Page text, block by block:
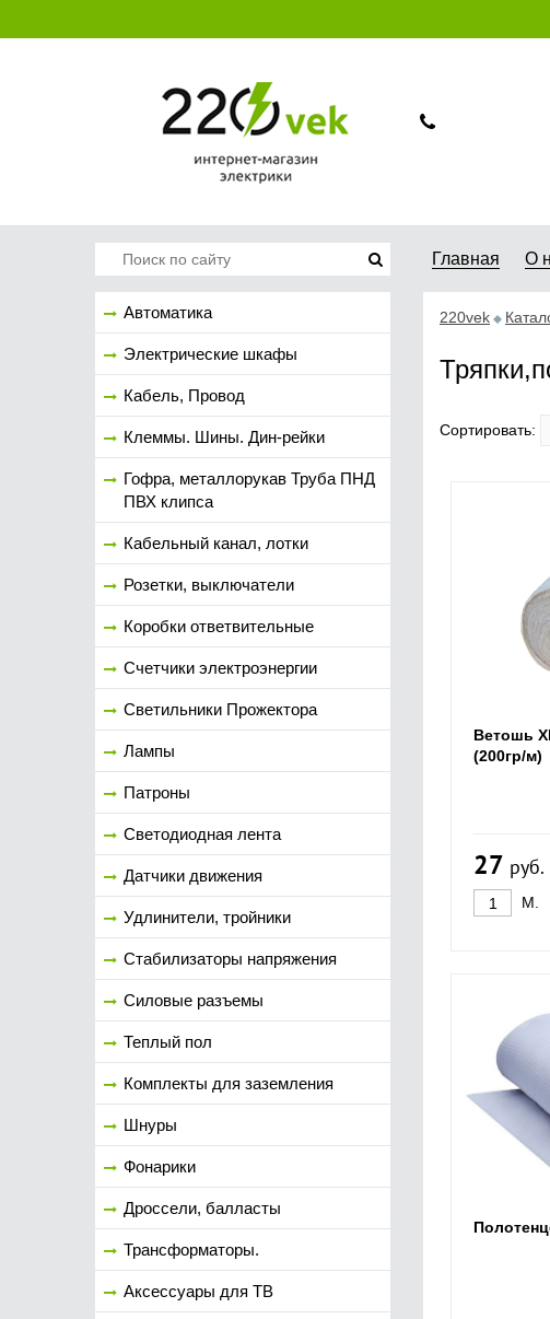
Автоматика
Электрические шкафы
Кабель, Провод
Клеммы. Шины. Дин-рейки
Гофра, металлорукав Труба ПНД
ПВХ клипса
Кабельный канал, лотки
Розетки, выключатели
Коробки ответвительные
Счетчики электроэнергии
Светильники Прожектора
Лампы
Патроны
Светодиодная лента
Датчики движения
Удлинители, тройники
Стабилизаторы напряжения
Силовые разъемы
Теплый пол
Комплекты для заземления
Шнуры
Фонарики
Дроссели, балласты
Трансформаторы.
Аксессуары для ТВ
Главная О
220vek
Сортировать:
Ветошь
(200гр/м)
27 руб.
М.